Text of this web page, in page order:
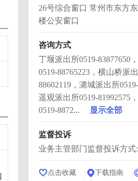
26号综合窗口 常州市东方
楼公安窗口
咨询方式
丁堰派出所0519-83877650
0519-88765223，横山桥派
88602119，潞城派出所0519-
遥观派出所0519-81992575
0519-8872...
显示全部
监督投诉
业务主管部门监督投诉方式
点击收藏 下载指南